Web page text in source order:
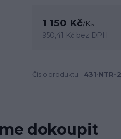
1 150 Kč/Ks
950,41 Kč bez DPH
Číslo produktu: 431-NTR-2
dokoupit